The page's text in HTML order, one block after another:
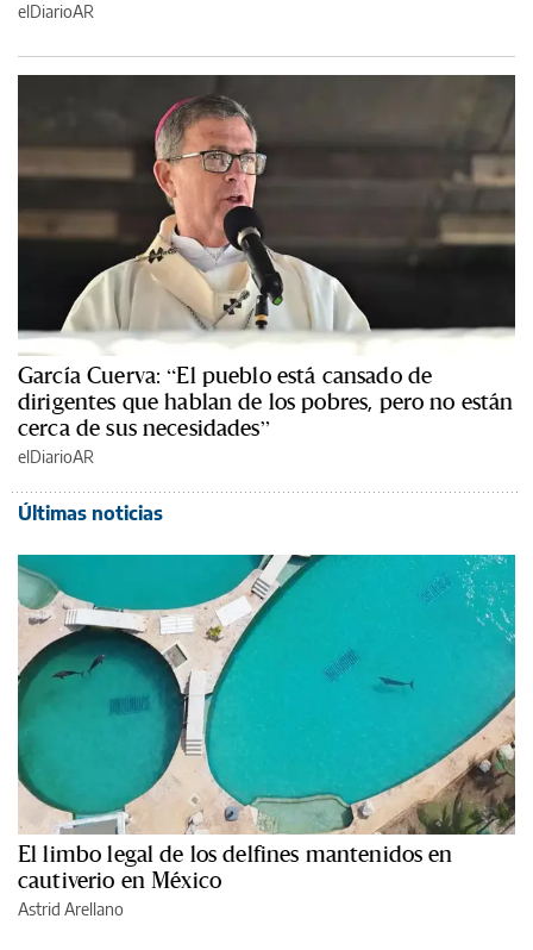
elDiarioAR
García Cuerva: “El pueblo está cansado de
dirigentes que hablan de los pobres, pero no están
cerca de sus necesidades”
elDiarioAR
Últimas noticias
El limbo legal de los delfines mantenidos en
cautiverio en México
Astrid Arellano